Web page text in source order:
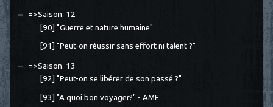
=>Saison. 12
[90] "Guerre et nature humaine"
[91] "Peut-on réussir sans effort ni talent ?"
=>Saison. 13
[92] "Peut-on se libérer de son passé ?"
[93] "A quoi bon voyager?" - AME